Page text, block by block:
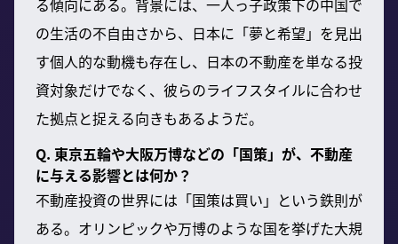
の生活の不自由さから、日本に「夢と希望」を見出
す個人的な動機も存在し、日本の不動産を単なる投
資対象だけでなく、彼らのライフスタイルに合わせ
た拠点と捉える向きもあるようだ。
Q. 東京五輪や大阪万博などの「国策」が、不動産
に与える影響とは何か？
不動産投資の世界には「国策は買い」という鉄則が
ある。オリンピックや万博のような国を挙げた大規